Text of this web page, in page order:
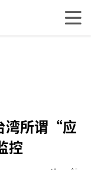
湾所谓“应
控